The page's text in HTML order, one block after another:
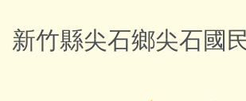
到
主
新竹縣尖石鄉尖石國